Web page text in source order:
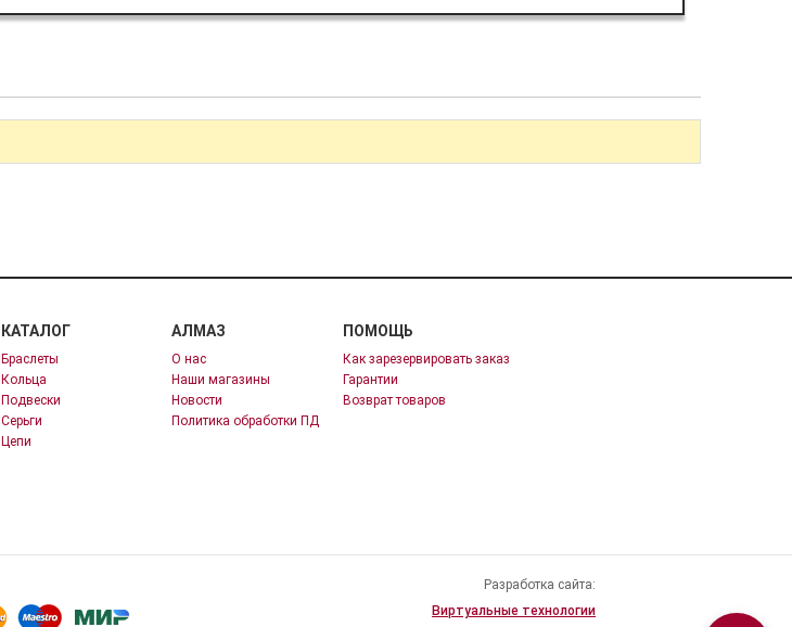
КАТАЛОГ
Браслеты
Кольца
Подвески
Серьги
Цепи
АЛМАЗ
О нас
Наши магазины
Новости
Политика обработки ПД
ПОМОЩЬ
Как зарезервировать заказ
Гарантии
Возврат товаров
Разработка сайта:
Виртуальные технологии